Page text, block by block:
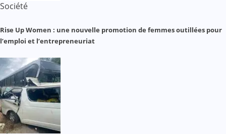
Société
Rise Up Women : une nouvelle promotion de femmes outillées pour
l’emploi et l’entrepreneuriat